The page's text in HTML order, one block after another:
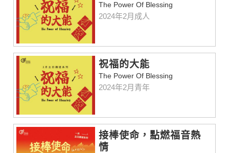
The Power Of Blessing
2024年2月成人
祝福的大能
The Power Of Blessing
2024年2月青年
接棒使命，點燃福音熱
情